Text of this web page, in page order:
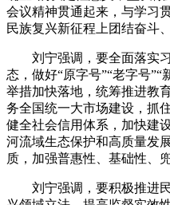
会议精神贯通起来，与学习
民族复兴新征程上团结奋斗
刘宁强调，要全面落实习
态，做好“原字号”“老字号
举措加快落地，统筹推进教
务全国统一大市场建设，抓
健全社会信用体系，加快建
河流域生态保护和高质量发
质，加强普惠性、基础性、
刘宁强调，要积极推进民